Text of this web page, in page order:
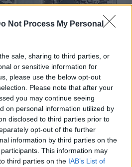
Not Process My Personal
sale, sharing to third parties, or
or sensitive information for
please use the below opt-out
Please note that after your
you may continue seeing
on personal information utilized by
disclosed to third parties prior to
opt-out of the further
information by third parties on the
participants. This information may
third parties on the IAB’s List of
ISTORIC
la Roma. Povestea lui
care a vrut să vadă
lui Traian